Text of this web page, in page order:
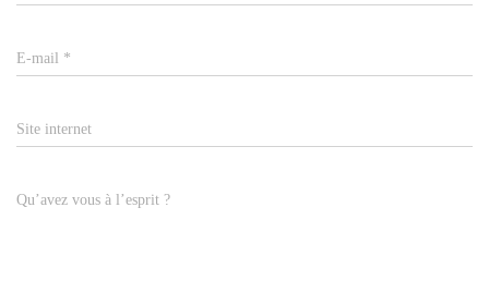
E-mail *
Site internet
Qu’avez vous à l’esprit ?